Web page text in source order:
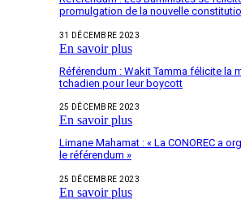
promulgation de la nouvelle
31 DÉCEMBRE 2023
En savoir plus
Référendum : Wakit Tamma félicite la
tchadien pour leur boycott
25 DÉCEMBRE 2023
En savoir plus
Limane Mahamat : « La CONOREC a
le référendum »
25 DÉCEMBRE 2023
En savoir plus